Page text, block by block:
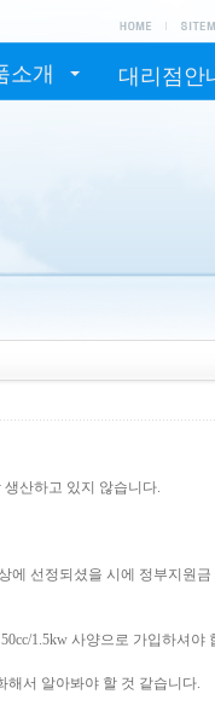
소개 대리점안
산하고 있지 않습니다.
에 선정되셨을 시에 정부지원
1.5kw 사양으로 가입하셔야
해서 알아봐야 할 것 같습니다.